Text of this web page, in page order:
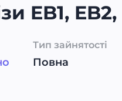
EB1,
Тип зайнятості
Повна